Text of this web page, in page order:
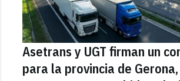
Asetrans y UGT firman un
para la provincia de Gerona,